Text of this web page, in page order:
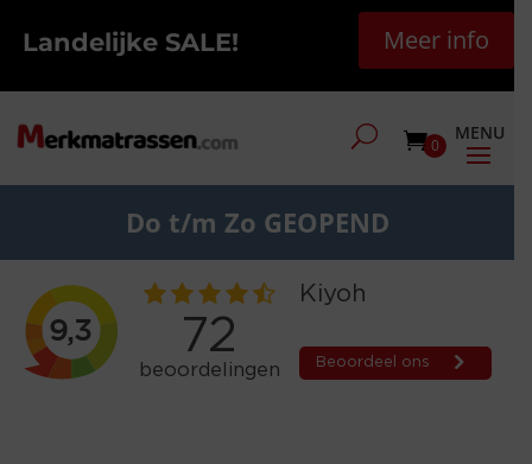
Landelijke SALE! Meer info
0
Do t/m Zo GEOPEND